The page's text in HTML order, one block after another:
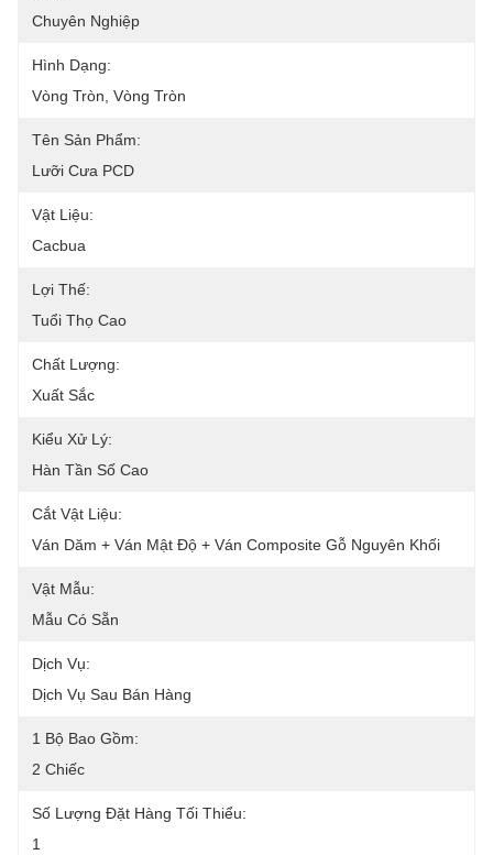
Chuyên Nghiệp
Hình Dạng:
Vòng Tròn, Vòng Tròn
Tên Sản Phẩm:
Lưỡi Cưa PCD
Vật Liệu:
Cacbua
Lợi Thế:
Tuổi Thọ Cao
Chất Lượng:
Xuất Sắc
Kiểu Xử Lý:
Hàn Tần Số Cao
Cắt Vật Liệu:
Ván Dăm + Ván Mật Độ + Ván Composite Gỗ Nguyên Khối
Vật Mẫu:
Mẫu Có Sẵn
Dịch Vụ:
Dịch Vụ Sau Bán Hàng
1 Bộ Bao Gồm:
2 Chiếc
Số Lượng Đặt Hàng Tối Thiểu:
1